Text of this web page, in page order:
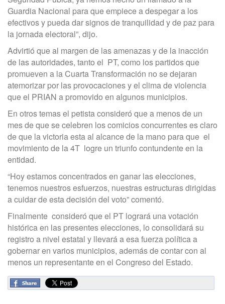
Guardia Nacional para que empiece a despegar a los
efectivos y pueda dar signos de tranquilidad y de paz para
la jornada electoral”, dijo.
Advirtió que al margen de las amenazas y de la inacción
de las autoridades, tanto el PT, como los partidos que
promueven a la Cuarta Transformación no se dejaran
atemorizar por las provocaciones y el clima de violencia
que el PRIAN a promovido en algunos municipios.
En otros temas el petista consideró que a menos de un
mes de que se celebren los comicios concurrentes es claro
de que la victoria esta al alcance de la mano para que el
movimiento de la 4T logre un triunfo contundente en la
entidad.
“Hoy estamos concentrados en ganar las elecciones,
tenemos nuestros esfuerzos, nuestras estructuras dirigidas
a cuidar de esta decisión del voto” comentó.
Finalmente consideró que el PT logrará una votación
histórica en las presentes elecciones, lo consolidará su
registro a nivel estatal y llevará a esa fuerza política a
gobernar en varios municipios, además de contar con al
menos un representante en el Congreso del Estado.